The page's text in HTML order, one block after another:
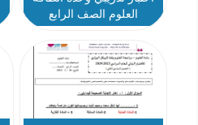
العلوم الصف الرابع